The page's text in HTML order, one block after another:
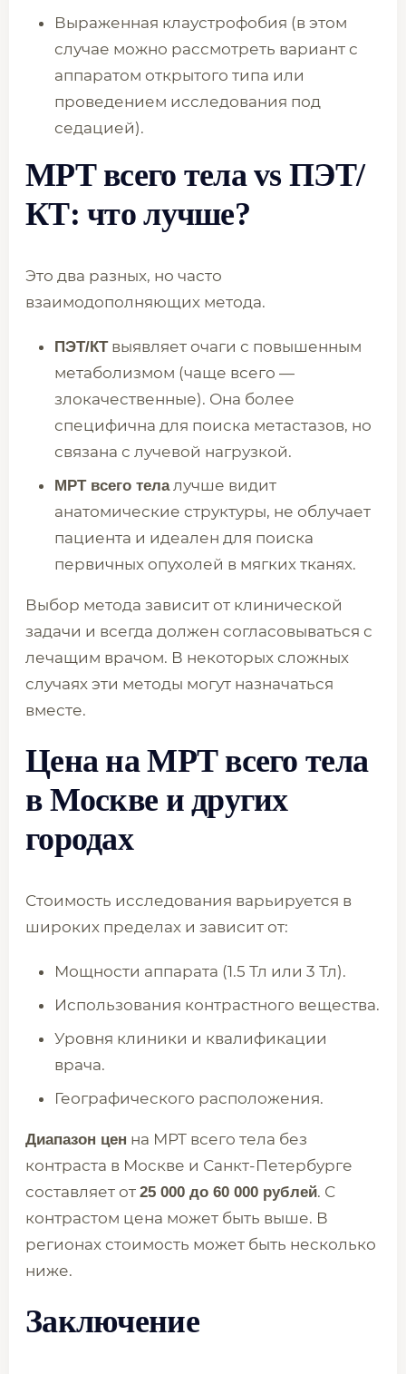
Выраженная клаустрофобия (в этом
случае можно рассмотреть вариант с
аппаратом открытого типа или
проведением исследования под
седацией).
МРТ всего тела vs ПЭТ/
КТ: что лучше?
Это два разных, но часто
взаимодополняющих метода.
ПЭТ/КТвыявляет очаги с повышенным
метаболизмом (чаще всего —
злокачественные). Она более
специфична для поиска метастазов, но
связана с лучевой нагрузкой.
МРТ всего телалучше видит
анатомические структуры, не облучает
пациента и идеален для поиска
первичных опухолей в мягких тканях.
Выбор метода зависит от клинической
задачи и всегда должен согласовываться с
лечащим врачом. В некоторых сложных
случаях эти методы могут назначаться
вместе.
Цена на МРТ всего тела
в Москве и других
городах
Стоимость исследования варьируется в
широких пределах и зависит от:
Мощности аппарата (1.5 Тл или 3 Тл).
Использования контрастного вещества.
Уровня клиники и квалификации
врача.
Географического расположения.
Диапазон цен на МРТ всего тела без
контраста в Москве и Санкт-Петербурге
составляет от 25 000 до 60 000 рублей. С
контрастом цена может быть выше. В
регионах стоимость может быть несколько
ниже.
Заключение